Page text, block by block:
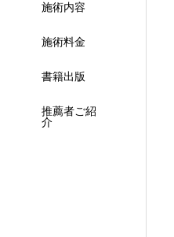
施術内容
施術料金
書籍出版
推薦者ご紹
介